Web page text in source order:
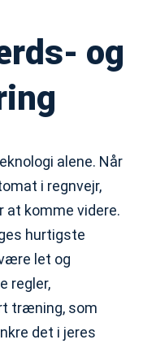
og
alene. Når
i regnvejr,
at komme videre.
hurtigste
let og
regler,
træning, som
det i jeres